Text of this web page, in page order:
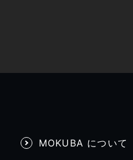
MOKUBA について